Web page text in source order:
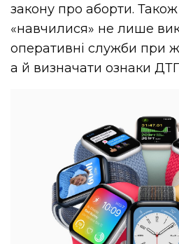
закону про аборти.
«навчилися» не лише
оперативні служби при
а й визначати ознаки